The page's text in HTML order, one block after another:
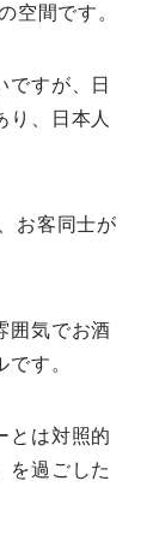
空間です。
ですが、日
り、日本人
お客同士が
囲気でお酒
す。
とは対照的
を過ごした